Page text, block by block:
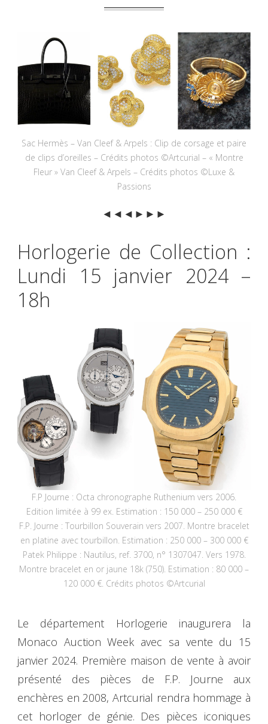
Sac Hermès – Van Cleef & Arpels : Clip de corsage et paire
de clips d’oreilles – Crédits photos ©Artcurial – « Montre
Fleur » Van Cleef & Arpels – Crédits photos ©Luxe &
Passions
◄◄◄►►►
Horlogerie de Collection :
Lundi 15 janvier 2024 –
18h
F.P Journe : Octa chronographe Ruthenium vers 2006.
Edition limitée à 99 ex. Estimation : 150 000 – 250 000 €
F.P. Journe : Tourbillon Souverain vers 2007. Montre bracelet
en platine avec tourbillon. Estimation : 250 000 – 300 000 €
Patek Philippe : Nautilus, ref. 3700, n° 1307047. Vers 1978.
Montre bracelet en or jaune 18k (750). Estimation : 80 000 –
120 000 €. Crédits photos ©Artcurial
Le département Horlogerie inaugurera la
Monaco Auction Week avec sa vente du 15
janvier 2024. Première maison de vente à avoir
présenté des pièces de F.P. Journe aux
enchères en 2008, Artcurial rendra hommage à
cet horloger de génie. Des pièces iconiques